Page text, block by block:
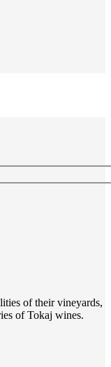
of their vineyards,
of Tokaj wines.